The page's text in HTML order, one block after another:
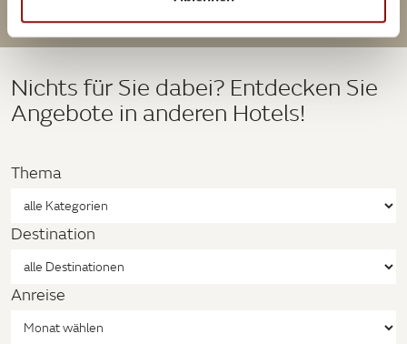
Nichts für Sie dabei? Entdecken Sie
Angebote in anderen Hotels!
Thema
Destination
Anreise